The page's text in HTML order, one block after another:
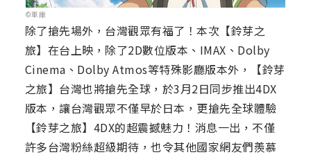
©車庫
除了搶先場外，台灣觀眾有福了！本次【鈴芽之
旅】在台上映，除了2D數位版本、IMAX、Dolby
Cinema、Dolby Atmos等特殊影廳版本外，【鈴芽
之旅】台灣也將搶先全球，於3月2日同步推出4DX
版本，讓台灣觀眾不僅早於日本，更搶先全球體驗
【鈴芽之旅】4DX的超震撼魅力！消息一出，不僅
許多台灣粉絲超級期待，也令其他國家網友們羨慕